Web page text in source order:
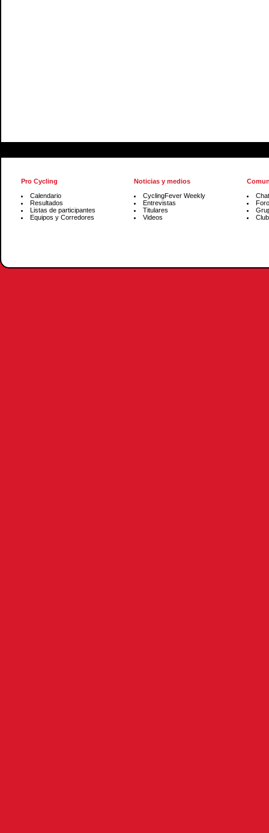
Pro Cycling
Calendario
Resultados
Listas de participantes
Equipos y Corredores
Noticias y medios
CyclingFever Weekly
Entrevistas
Titulares
Videos
Chat
Foro